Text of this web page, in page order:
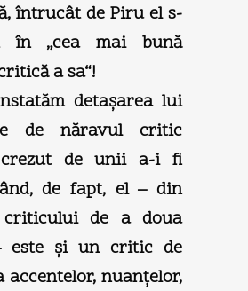
întrucât de Piru el s-
în „cea mai bună
a sa“!
detaşarea lui
de năravul critic
crezut de unii a-i fi
de fapt, el – din
criticului de a doua
este şi un critic de
nuanţelor,